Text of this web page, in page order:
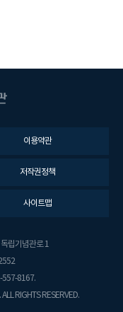
이용약관
저작권정책
사이트맵
립기념관로 1
557-8167.
RIGHTS RESERVED.